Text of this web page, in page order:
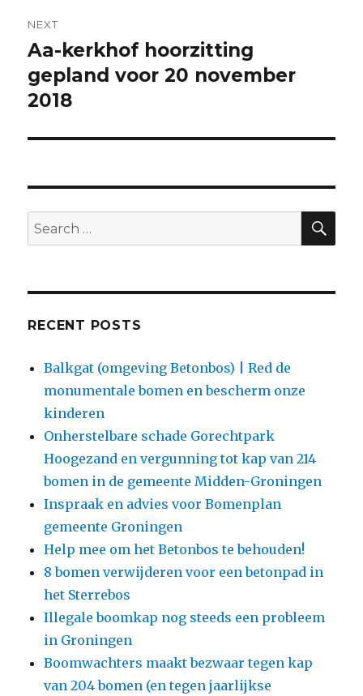
NEXT
Next
post:
Aa-kerkhof hoorzitting
gepland voor 20 november
2018
Search
for:
RECENT POSTS
Balkgat (omgeving Betonbos) | Red de
monumentale bomen en bescherm onze
kinderen
Onherstelbare schade Gorechtpark
Hoogezand en vergunning tot kap van 214
bomen in de gemeente Midden-Groningen
Inspraak en advies voor Bomenplan
gemeente Groningen
Help mee om het Betonbos te behouden!
8 bomen verwijderen voor een betonpad in
het Sterrebos
Illegale boomkap nog steeds een probleem
in Groningen
Boomwachters maakt bezwaar tegen kap
van 204 bomen (en tegen jaarlijkse